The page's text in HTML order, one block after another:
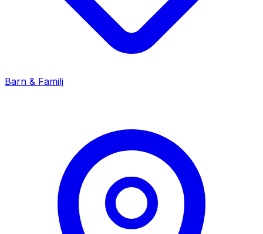
Barn & Familj